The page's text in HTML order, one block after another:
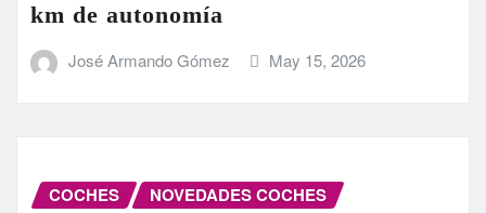
km de autonomía
José Armando Gómez May 15, 2026
COCHES
NOVEDADES COCHES